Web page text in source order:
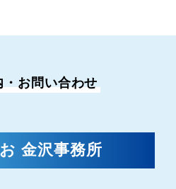
・お問い合わせ
金沢事務所